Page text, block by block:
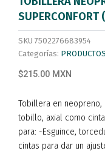
SUPERCONFORT
SKU 7502276683954
Categorías:
$215.00 MXN
Tobillera en
tobillo, axial como
para: -Esguince,
cintas para dar un